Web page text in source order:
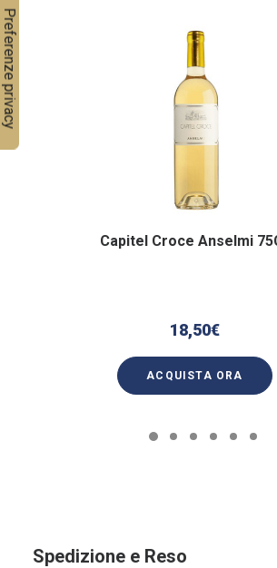
Capitel Croce Anselmi
18,50€
ACQUISTA ORA
Spedizione e Reso